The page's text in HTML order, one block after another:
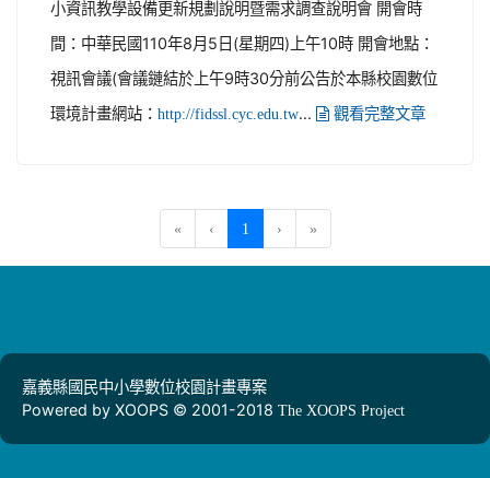
小資訊教學設備更新規劃說明暨需求調查說明會 開會時
間：中華民國110年8月5日(星期四)上午10時 開會地點：
視訊會議(會議鏈結於上午9時30分前公告於本縣校園數位
環境計畫網站： http://fidssl.cyc.edu.tw... 觀看完整文章
« ‹ 1 (current)
› »
嘉義縣國民中小學數位校園計畫專案
Powered by XOOPS © 2001-2018 The XOOPS Project